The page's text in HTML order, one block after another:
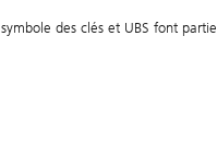
des clés et UBS font partie